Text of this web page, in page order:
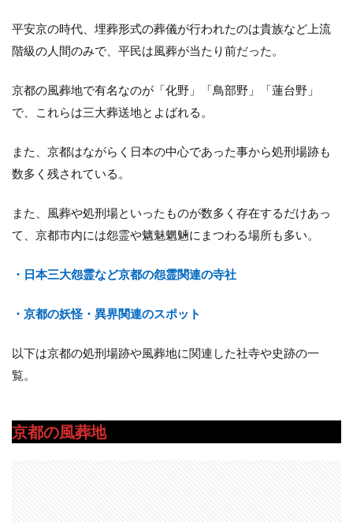
平安京の時代、埋葬形式の葬儀が行われたのは貴族など上流
階級の人間のみで、平民は風葬が当たり前だった。
京都の風葬地で有名なのが「化野」「鳥部野」「蓮台野」
で、これらは三大葬送地とよばれる。
また、京都はながらく日本の中心であった事から処刑場跡も
数多く残されている。
また、風葬や処刑場といったものが数多く存在するだけあっ
て、京都市内には怨霊や魑魅魍魎にまつわる場所も多い。
・日本三大怨霊など京都の怨霊関連の寺社
・京都の妖怪・異界関連のスポット
以下は京都の処刑場跡や風葬地に関連した社寺や史跡の一
覧。
京都の風葬地